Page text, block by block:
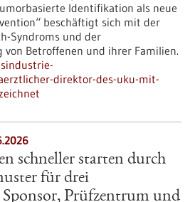
Identifikation als neue
beschäftigt sich mit der
​Syndroms und der
Betroffenen und ihrer Familien.
direktor-des-uku-mit-
schneller starten durch
für drei
Sponsor, Prüfzentrum und